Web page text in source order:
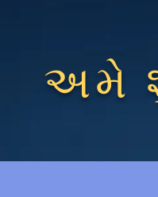
અમે